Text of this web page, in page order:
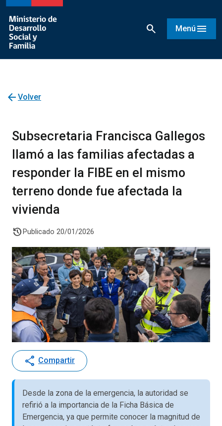
search Menú menu
arrow_back Volver
Subsecretaria Francisca Gallegos
llamó a las familias afectadas a
responder la FIBE en el mismo
terreno donde fue afectada la
vivienda
history Publicado 20/01/2026
share Compartir
Desde la zona de la emergencia, la autoridad se
refirió a la importancia de la Ficha Básica de
Emergencia, ya que permite conocer la magnitud de